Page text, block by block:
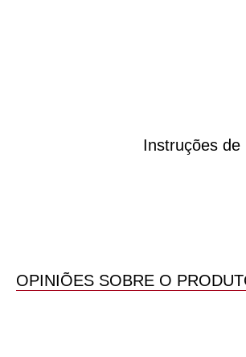
Instruções de
OPINIÕES SOBRE O